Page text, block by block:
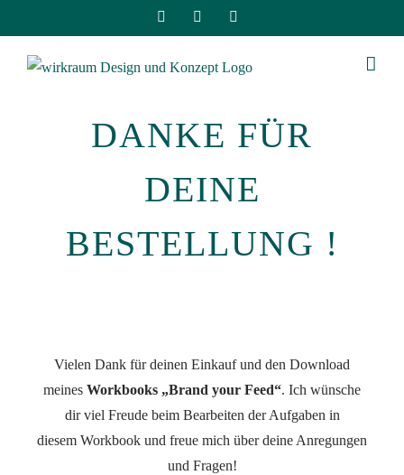
DANKE FÜR
DEINE
BESTELLUNG !
Vielen Dank für deinen Einkauf und den Download
meines Workbooks „Brand your Feed“. Ich wünsche
dir viel Freude beim Bearbeiten der Aufgaben in
diesem Workbook und freue mich über deine Anregungen
und Fragen!